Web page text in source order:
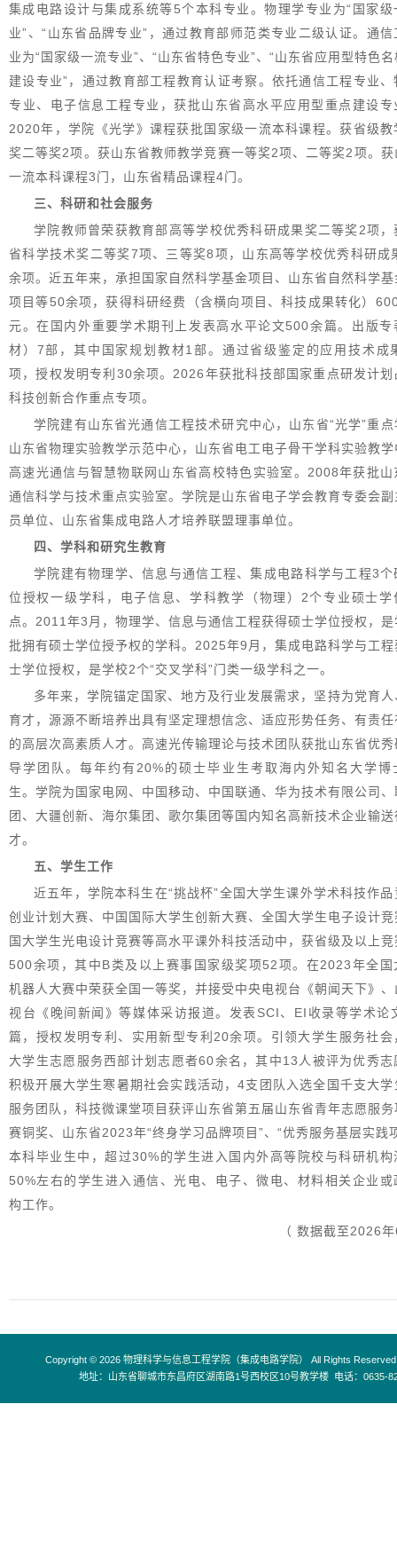
集成电路设计与集成系统等5个本科专业。物理学专业为“国家级
业”、“山东省品牌专业”，通过教育部师范类专业二级认证。通信
业为“国家级一流专业”、“山东省特色专业”、“山东省应用型特色
建设专业”，通过教育部工程教育认证考察。依托通信工程专业、
专业、电子信息工程专业，获批山东省高水平应用型重点建设专
2020年，学院‌《光学》课程获批‌国家级一流本科课程。获省级教
奖二等奖2项。获山东省教师教学竞赛一等奖2项、二等奖2项。获
一流本科课程3门，山东省精品课程4门。
三、科研和社会服务
学院教师曾荣获教育部高等学校优秀科研成果奖二等奖2项，
省科学技术奖二等奖7项、三等奖8项，山东高等学校优秀科研成
余项。近五年来，承担国家自然科学基金项目、山东省自然科学
项目等50余项，获得科研经费（含横向项目、科技成果转化）
元。在国内外重要学术期刊上发表高水平论文500余篇。出版专
材）7部，其中国家规划教材1部。通过省级鉴定的应用技术成
项，授权发明专利30余项。2026年获批科技部国家重点研发计划
科技创新合作重点专项。
学院建有山东省光通信工程技术研究中心，山东省“光学”重
山东省物理实验教学示范中心，山东省电工电子骨干学科实验教
高速光通信与智慧物联网山东省高校特色实验室。2008年获批山
通信科学与技术重点实验室。学院是山东省电子学会教育专委会
员单位、山东省集成电路人才培养联盟理事单位。
四、学科和研究生教育
学院建有物理学、信息与通信工程、集成电路科学与工程3个
位授权一级学科，电子信息、学科教学（物理）2个专业硕士学
点。2011年3月，物理学、信息与通信工程获得硕士学位授权，
批拥有硕士学位授予权的学科。2025年9月，集成电路科学与工
士学位授权，是学校2个“交叉学科”门类一级学科之一。
多年来，学院锚定国家、地方及行业发展需求，坚持为党育
育才，源源不断培养出具有坚定理想信念、适应形势任务、有责
的高层次高素质人才。高速光传输理论与技术团队获批山东省优
导学团队。每年约有20%的硕士毕业生考取海内外知名大学博
生。学院为国家电网、中国移动、中国联通、华为技术有限公司
团、大疆创新、海尔集团、歌尔集团等国内知名高新技术企业输
才。
五、学生工作
近五年，学院本科生在“挑战杯”全国大学生课外学术科技作
创业计划大赛、中国国际大学生创新大赛、全国大学生电子设计
国大学生光电设计竞赛等高水平课外科技活动中，获省级及以上
500余项，其中B类及以上赛事国家级奖项52项。在2023年全国
机器人大赛中荣获全国一等奖，并接受中央电视台《朝闻天下》
视台《晚间新闻》等媒体采访报道。发表SCI、EI收录等学术论
篇，授权发明专利、实用新型专利20余项。引领大学生服务社会
大学生志愿服务西部计划志愿者60余名，其中13人被评为优秀志
积极开展大学生寒暑期社会实践活动，4支团队入选全国千支大学
服务团队，科技微课堂项目获评山东省第五届山东省青年志愿服
赛铜奖、山东省2023年“终身学习品牌项目”、“优秀服务基层实践
本科毕业生中，超过30%的学生进入国内外高等院校与科研机构
50%左右的学生进入通信、光电、电子、微电、材料相关企业或
构工作。
（ 数据截至2026
Copyright © 2026 物理科学与信息工程学院（集成电路学院）
All Rights
地址： 山东省聊城市东昌府区湖南路1号西校区10号教学楼 电话： 0635-